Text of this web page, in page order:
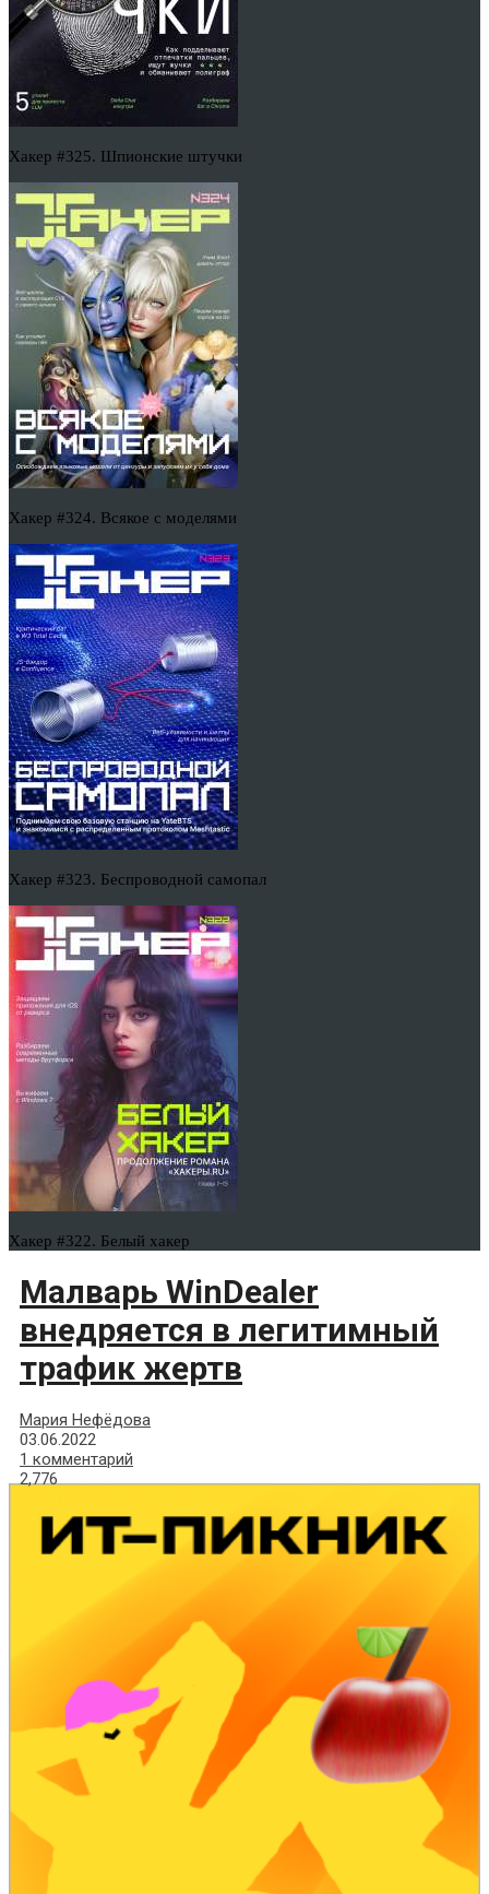
Хакер #325. Шпионские штучки
Хакер #324. Всякое с моделями
Хакер #323. Беспроводной самопал
Хакер #322. Белый хакер
Малварь WinDealer
внедряется в легитимный
трафик жертв
Мария Нефёдова
03.06.2022
1 комментарий
2,776